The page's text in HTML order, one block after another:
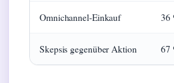
Omnichannel-Einkauf 36
Skepsis gegenüber Aktion 67